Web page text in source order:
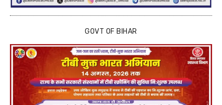
GOVT OF BIHAR